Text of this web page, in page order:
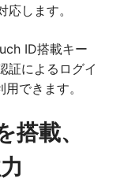
します。
ID搭載キー
証によるログイ
できます。
載、